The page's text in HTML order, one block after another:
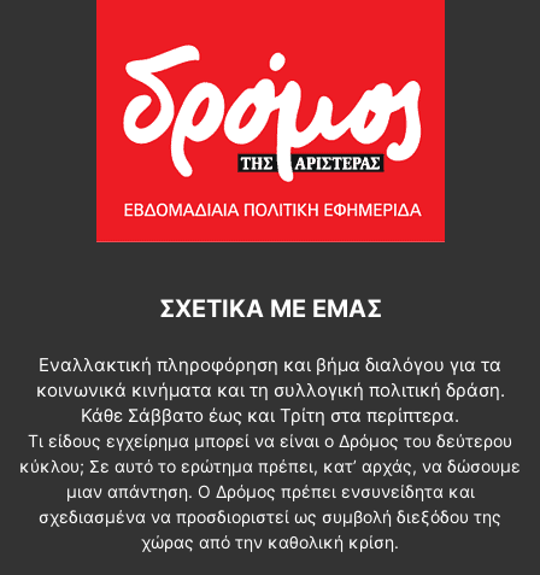
ΣΧΕΤΙΚΆ ΜΕ ΕΜΆΣ
Εναλλακτική πληροφόρηση και βήμα διαλόγου για τα
κοινωνικά κινήματα και τη συλλογική πολιτική δράση.
Κάθε Σάββατο έως και Τρίτη στα περίπτερα.
Τι είδους εγχείρημα μπορεί να είναι ο Δρόμος του δεύτερου
κύκλου; Σε αυτό το ερώτημα πρέπει, κατ’ αρχάς, να δώσουμε
μιαν απάντηση. Ο Δρόμος πρέπει ενσυνείδητα και
σχεδιασμένα να προσδιοριστεί ως συμβολή διεξόδου της
χώρας από την καθολική κρίση.